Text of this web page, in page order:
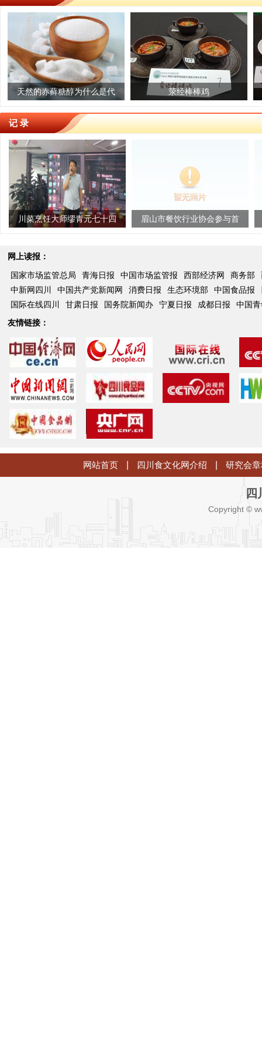
藓糖醇为什么是代
荥经棒棒鸡
安全记心上 爱媛冻橙
记 录
大师缪青元七十四
眉山市餐饮行业协会参与首
大山之子
网上读报：
国家市场监管总局
青海日报 中国市场监管报 西部经济网 商务部
中新网四川
中国共产党新闻网 消费日报 生态环境部 中国食品报
国际在线四川
甘肃日报 国务院新闻办 宁夏日报 成都日报
中国
友情链接：
网站首页 四川食文化网介绍 研究会
Copyright ©